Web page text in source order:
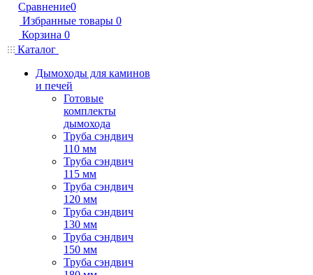
Сравнение0
Избранные товары 0
Корзина 0
Каталог
Дымоходы для каминов
и печей
Готовые
комплекты
дымохода
Труба сэндвич
110 мм
Труба сэндвич
115 мм
Труба сэндвич
120 мм
Труба сэндвич
130 мм
Труба сэндвич
150 мм
Труба сэндвич